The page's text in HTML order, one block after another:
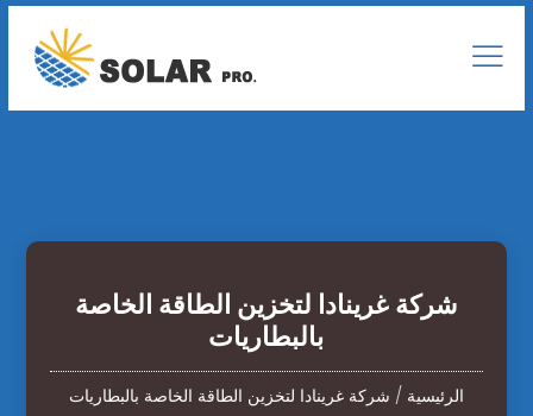
شركة غرينادا لتخزين الطاقة الخاصة
بالبطاريات
الرئيسية / شركة غرينادا لتخزين الطاقة الخاصة بالبطاريات